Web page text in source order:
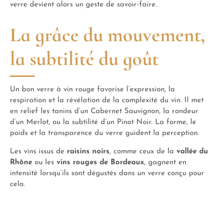
verre devient alors un geste de savoir-faire.
La grâce du mouvement,
la subtilité du goût
Un bon verre à vin rouge favorise l’expression, la
respiration et la révélation de la complexité du vin. Il met
en relief les tanins d’un Cabernet Sauvignon, la rondeur
d’un Merlot, ou la subtilité d’un Pinot Noir. La forme, le
poids et la transparence du verre guident la perception.
Les vins issus de raisins noirs, comme ceux de la vallée du
Rhône ou les vins rouges de Bordeaux, gagnent en
intensité lorsqu’ils sont dégustés dans un verre conçu pour
cela.